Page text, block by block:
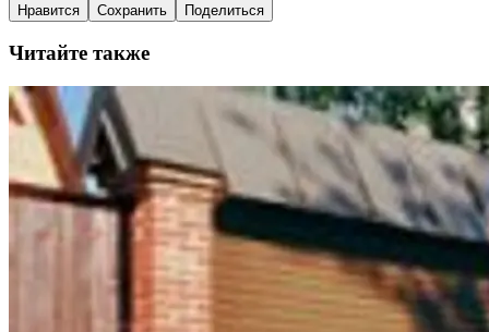
Нравится Сохранить Поделиться
Читайте также